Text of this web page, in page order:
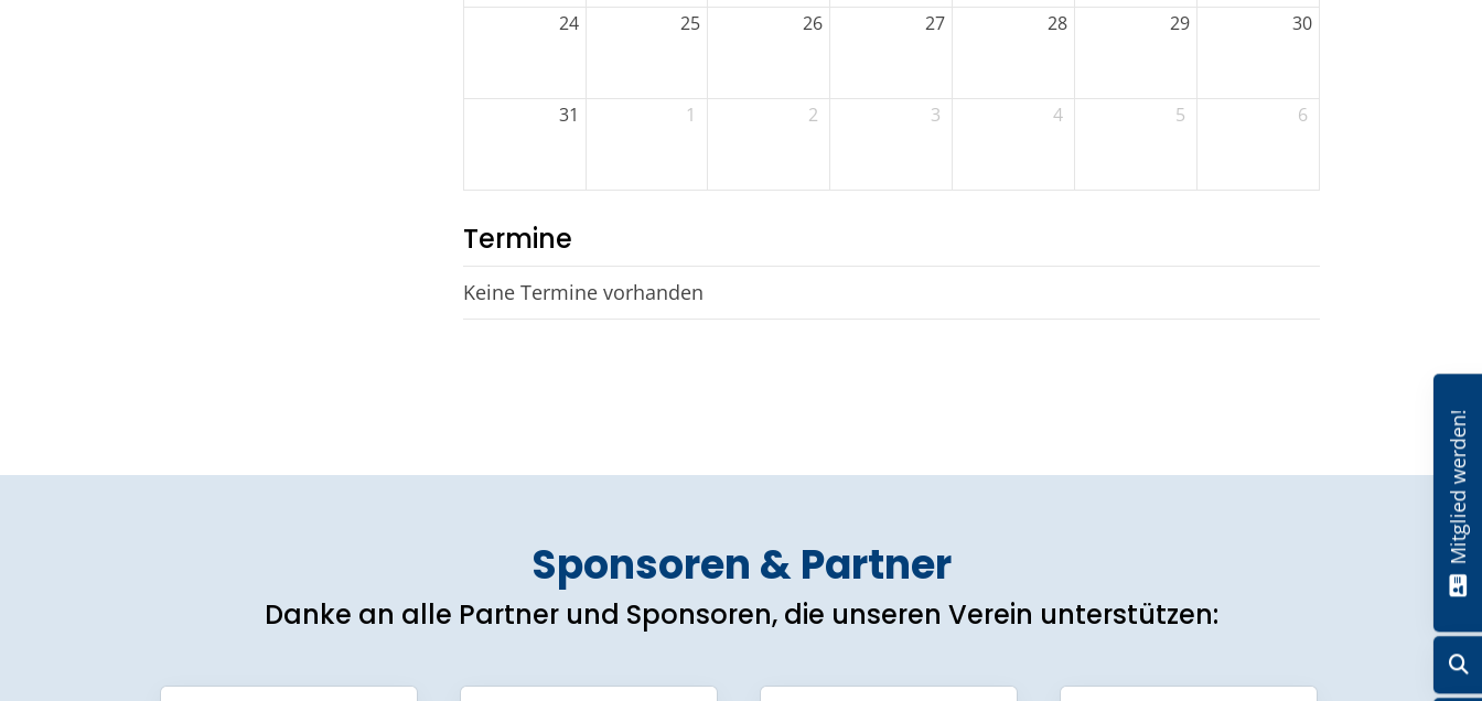
24 25 26 27 28 29 30
31 1 2 3 4 5 6
Termine
Keine Termine vorhanden
Sponsoren & Partner
Danke an alle Partner und Sponsoren, die unseren Verein unterstützen:
Mitglied werden!